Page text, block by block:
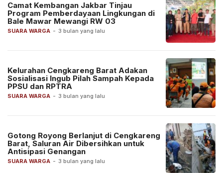
SUARA WARGA - 3 bulan yang lalu
Camat Kembangan Jakbar Tinjau
Program Pemberdayaan Lingkungan di
Bale Mawar Mewangi RW 03
SUARA WARGA - 3 bulan yang lalu
Kelurahan Cengkareng Barat Adakan
Sosialisasi Ingub Pilah Sampah Kepada
PPSU dan RPTRA
SUARA WARGA - 3 bulan yang lalu
Gotong Royong Berlanjut di Cengkareng
Barat, Saluran Air Dibersihkan untuk
Antisipasi Genangan